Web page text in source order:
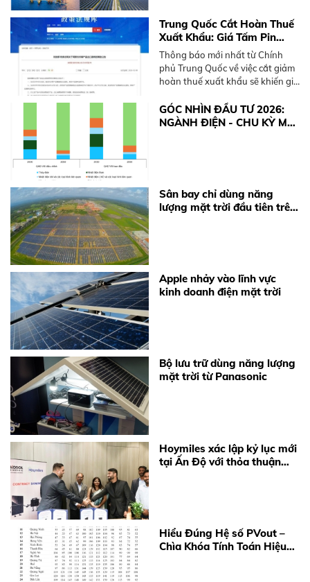
Trung Quốc Cắt Hoàn Thuế
Xuất Khẩu: Giá Tấm Pin
Solar và BESS Sắp Tăng
Mạnh
Thông báo mới nhất từ Chính
phủ Trung Quốc về việc cắt giảm
hoàn thuế xuất khẩu sẽ khiến giá
trữ (BESS) tăng từ 10-15%. Xem
ngay khuyến nghị từ BKE Solar.
GÓC NHÌN ĐẦU TƯ 2026:
NGÀNH ĐIỆN - CHU KỲ MỚI
Sân bay chỉ dùng năng
lượng mặt trời đầu tiên trên
Apple nhảy vào lĩnh vực
kinh doanh điện mặt trời
Bộ lưu trữ dùng năng lượng
mặt trời từ Panasonic
Hoymiles xác lập kỷ lục mới
tại Ấn Độ với thỏa thuận
Hiểu Đúng Hệ số PVout –
Chìa Khóa Tính Toán Hiệu